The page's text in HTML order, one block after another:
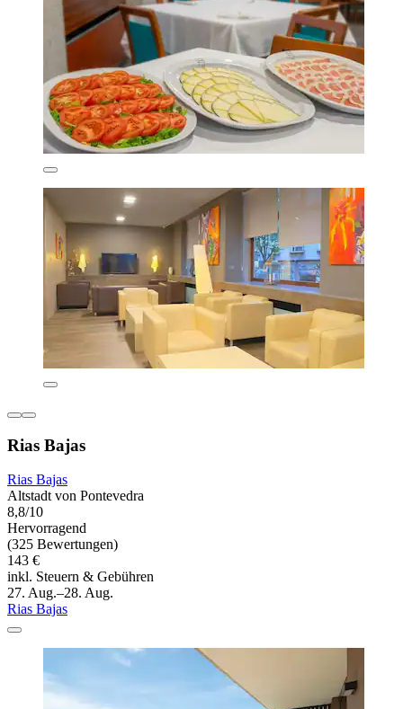
Rias Bajas
Rias Bajas
Altstadt von Pontevedra
8,8/10
Hervorragend
(325 Bewertungen)
143 €
inkl. Steuern & Gebühren
27. Aug.–28. Aug.
Rias Bajas